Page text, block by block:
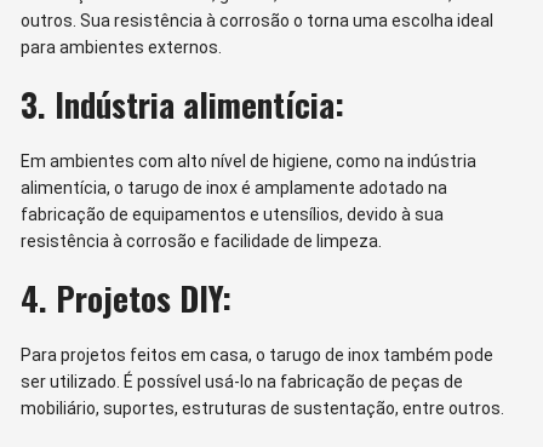
outros. Sua resistência à corrosão o torna uma escolha ideal
para ambientes externos.
3. Indústria alimentícia:
Em ambientes com alto nível de higiene, como na indústria
alimentícia, o tarugo de inox é amplamente adotado na
fabricação de equipamentos e utensílios, devido à sua
resistência à corrosão e facilidade de limpeza.
4. Projetos DIY:
Para projetos feitos em casa, o tarugo de inox também pode
ser utilizado. É possível usá-lo na fabricação de peças de
mobiliário, suportes, estruturas de sustentação, entre outros.